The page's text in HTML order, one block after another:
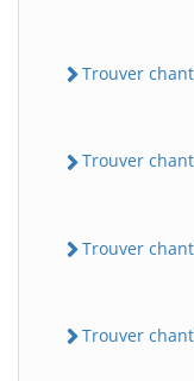
Trouver
Trouver
Trouver
Trouver